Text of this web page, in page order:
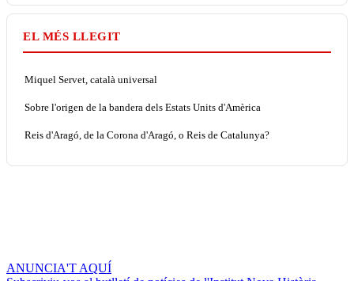
EL MÉS LLEGIT
Miquel Servet, català universal
Sobre l'origen de la bandera dels Estats Units d'Amèrica
Reis d'Aragó, de la Corona d'Aragó, o Reis de Catalunya?
ANUNCIA'T AQUÍ